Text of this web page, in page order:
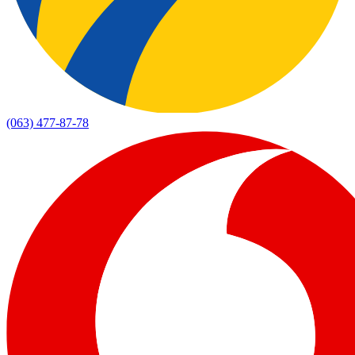
(063) 477-87-78